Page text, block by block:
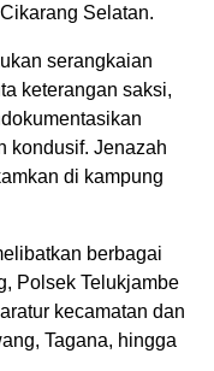
Selatan.
serangkaian
keterangan saksi,
kondusif. Jenazah
di kampung
berbagai
Polsek Telukjambe
kecamatan dan
Tagana, hingga